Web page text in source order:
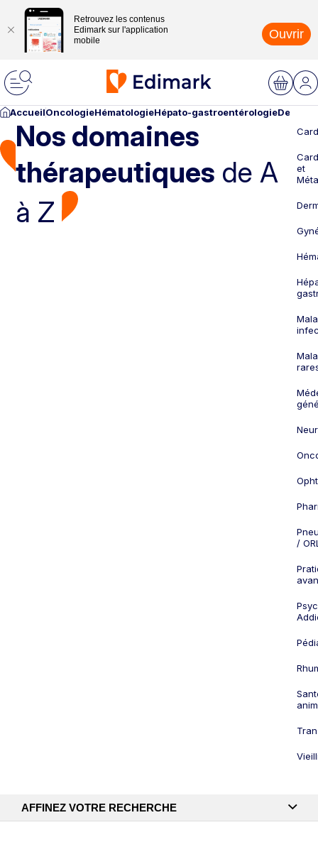
Retrouvez les contenus
Edimark sur l'application
mobile
Ouvrir
AccueilOncologieHématologieHépato-gastroentérologie
Nos domaines
thérapeutiques de A
à Z
et
/
AFFINEZ VOTRE RECHERCHE